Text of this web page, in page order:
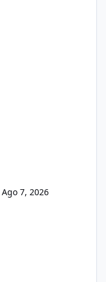
Ago 7, 2026